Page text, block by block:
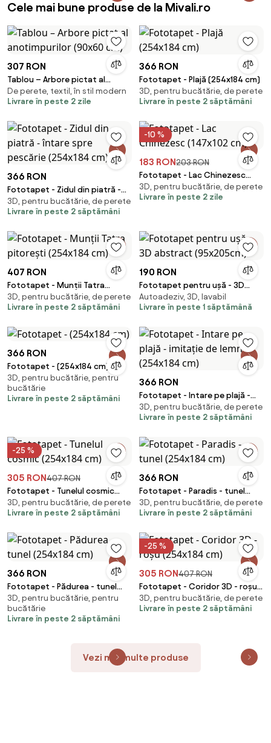
Cele mai bune produse de la Mivali.ro
307 RON
Tablou – Arbore pictat al
anotimpurilor (90x60 cm)
De perete, textil, în stil modern
Livrare în peste 2 zile
366 RON
Fototapet - Plajă (254x184 cm)
3D, pentru bucătărie, de perete
Livrare în peste 2 săptămâni
366 RON
Fototapet - Zidul din piatră -
întare spre pescărie (254x184
cm)
3D, pentru bucătărie, de perete
Livrare în peste 2 săptămâni
-10 %
183 RON203 RON
Fototapet - Lac Chinezesc
(147x102 cm)
3D, pentru bucătărie, de perete
Livrare în peste 2 zile
407 RON
Fototapet - Munții Tatra
pitorești (254x184 cm)
3D, pentru bucătărie, de perete
Livrare în peste 2 săptămâni
190 RON
Fototapet pentru ușă - 3D
abstract (95x205cm)
Autoadeziv, 3D, lavabil
Livrare în peste 1 săptămână
366 RON
Fototapet - (254x184 cm)
3D, pentru bucătărie, pentru
bucătărie
Livrare în peste 2 săptămâni
366 RON
Fototapet - Intare pe plajă -
imitație de lemn (254x184 cm)
3D, pentru bucătărie, de perete
Livrare în peste 2 săptămâni
-25 %
305 RON407 RON
Fototapet - Tunelul cosmic
(254x184 cm)
3D, pentru bucătărie, de perete
Livrare în peste 2 săptămâni
366 RON
Fototapet - Paradis - tunel
(254x184 cm)
3D, pentru bucătărie, de perete
Livrare în peste 2 săptămâni
366 RON
Fototapet - Pădurea - tunel
(254x184 cm)
3D, pentru bucătărie, pentru
bucătărie
Livrare în peste 2 săptămâni
-25 %
305 RON407 RON
Fototapet - Coridor 3D - roșu
(254x184 cm)
3D, pentru bucătărie, de perete
Livrare în peste 2 săptămâni
Vezi mai multe produse